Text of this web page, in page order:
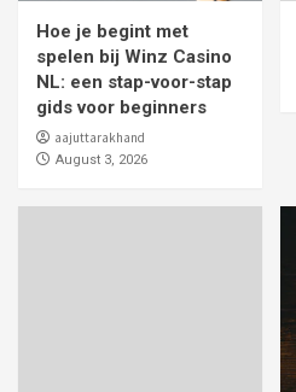
Hoe je begint met
spelen bij Winz Casino
NL: een stap-voor-stap
gids voor beginners
aajuttarakhand
August 3, 2026